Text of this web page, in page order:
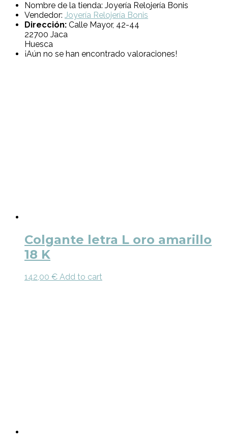
Nombre de la tienda: Joyería Relojería Bonis
Vendedor: Joyería Relojería Bonis
Dirección: Calle Mayor, 42-44
22700 Jaca
Huesca
¡Aún no se han encontrado valoraciones!
Colgante letra L oro amarillo
18 K
142,00 € Add to cart